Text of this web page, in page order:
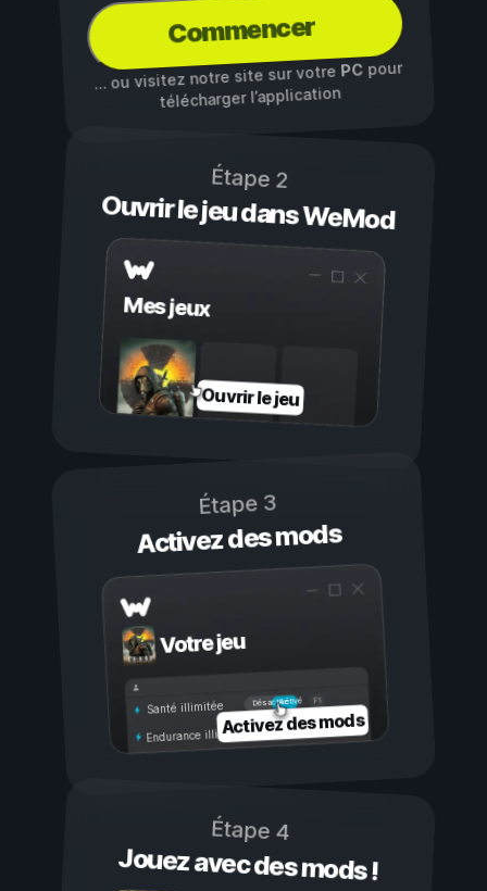
Commencer
… ou visitez notre site sur votre PCpour
télécharger l’application
Étape 2
Ouvrir le jeu dans WeMod
Mes jeux
Ouvrir le jeu
Étape 3
Activez des mods
Votre jeu
Activé
Désactivé
Santé illimitée
Endurance illimitéeActivez des mods
Étape 4
Jouez avec des mods !